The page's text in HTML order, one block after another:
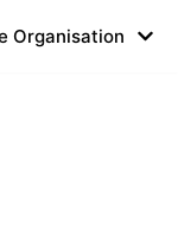
Organisation